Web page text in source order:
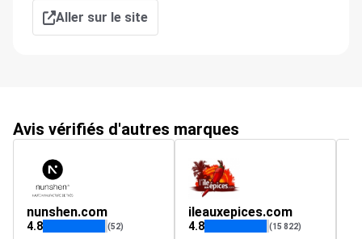
Aller sur le site
Avis vérifiés d'autres marques
nunshen.com
4.8 (52)
ileauxepices.com
4.8 (15 822)